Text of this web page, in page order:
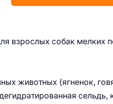
взрослых собак мелких
животных (ягненок,